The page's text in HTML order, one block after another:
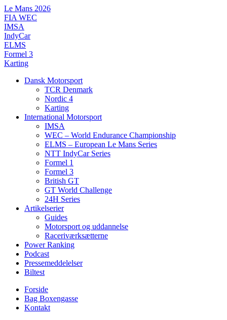
Videre
til
indhold
Le Mans 2026
FIA WEC
IMSA
IndyCar
ELMS
Formel 3
Karting
Dansk Motorsport
TCR Denmark
Nordic 4
Karting
International Motorsport
IMSA
WEC – World Endurance Championship
ELMS – European Le Mans Series
NTT IndyCar Series
Formel 1
Formel 3
British GT
GT World Challenge
24H Series
Artikelserier
Guides
Motorsport og uddannelse
Raceriværksætterne
Power Ranking
Podcast
Pressemeddelelser
Biltest
Forside
Bag Boxengasse
Kontakt